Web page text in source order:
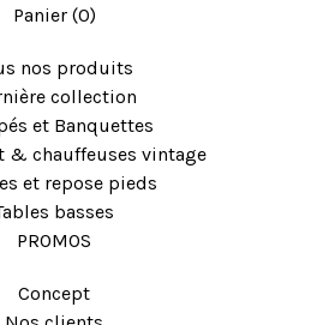
Panier (0)
nos produits
collection
et Banquettes
& chauffeuses vintage
et repose pieds
basses
PROMOS
Concept